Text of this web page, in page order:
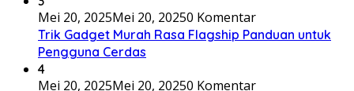
Mei 20, 2025Mei 20, 20250 Komentar
Trik Gadget Murah Rasa Flagship Panduan untuk
Pengguna Cerdas
4
Mei 20, 2025Mei 20, 20250 Komentar